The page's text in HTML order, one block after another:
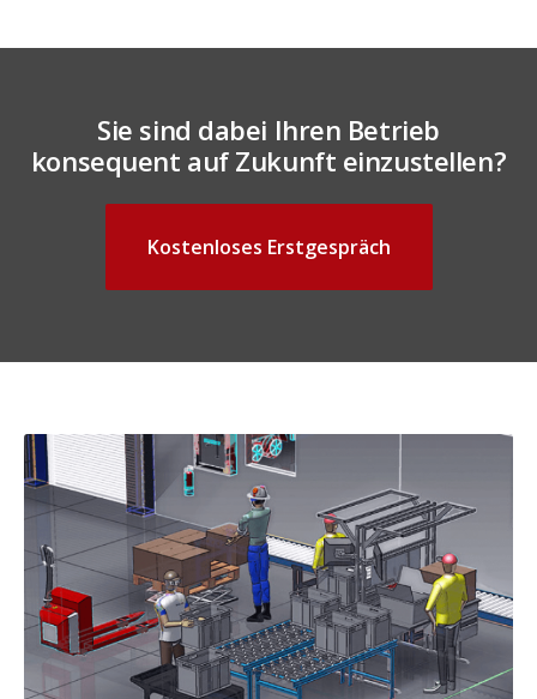
Sie sind dabei Ihren Betrieb
konsequent auf Zukunft einzustellen?
Kostenloses Erstgespräch